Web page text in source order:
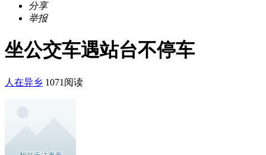
分享
举报
坐公交车遇站台不停车
人在异乡 1071阅读